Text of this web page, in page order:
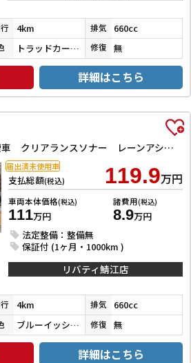
4km 排気 660cc
トラッドカーキメタリック／ソフトベージュメタリック 修復 無
詳細はこちら
L 届出済未使用車 禁煙車 クリアランスソナー レーンアシスト 衝突被害軽減システム オートライト アイドリングストップ 電動格納ミラー シートヒーター アルミホイール エアコン パワーステアリング
支払総額(税込) 119.9万円
車両本体価格(税込)
111万円
諸費用(税込)
8.9万円
法定整備：整備無
保証付 (1ヶ月・1000km )
届出済未使用車
リバティ鯖江店
4km 排気 660cc
ブルーイッシュブラックパール３ 修復 無
詳細はこちら